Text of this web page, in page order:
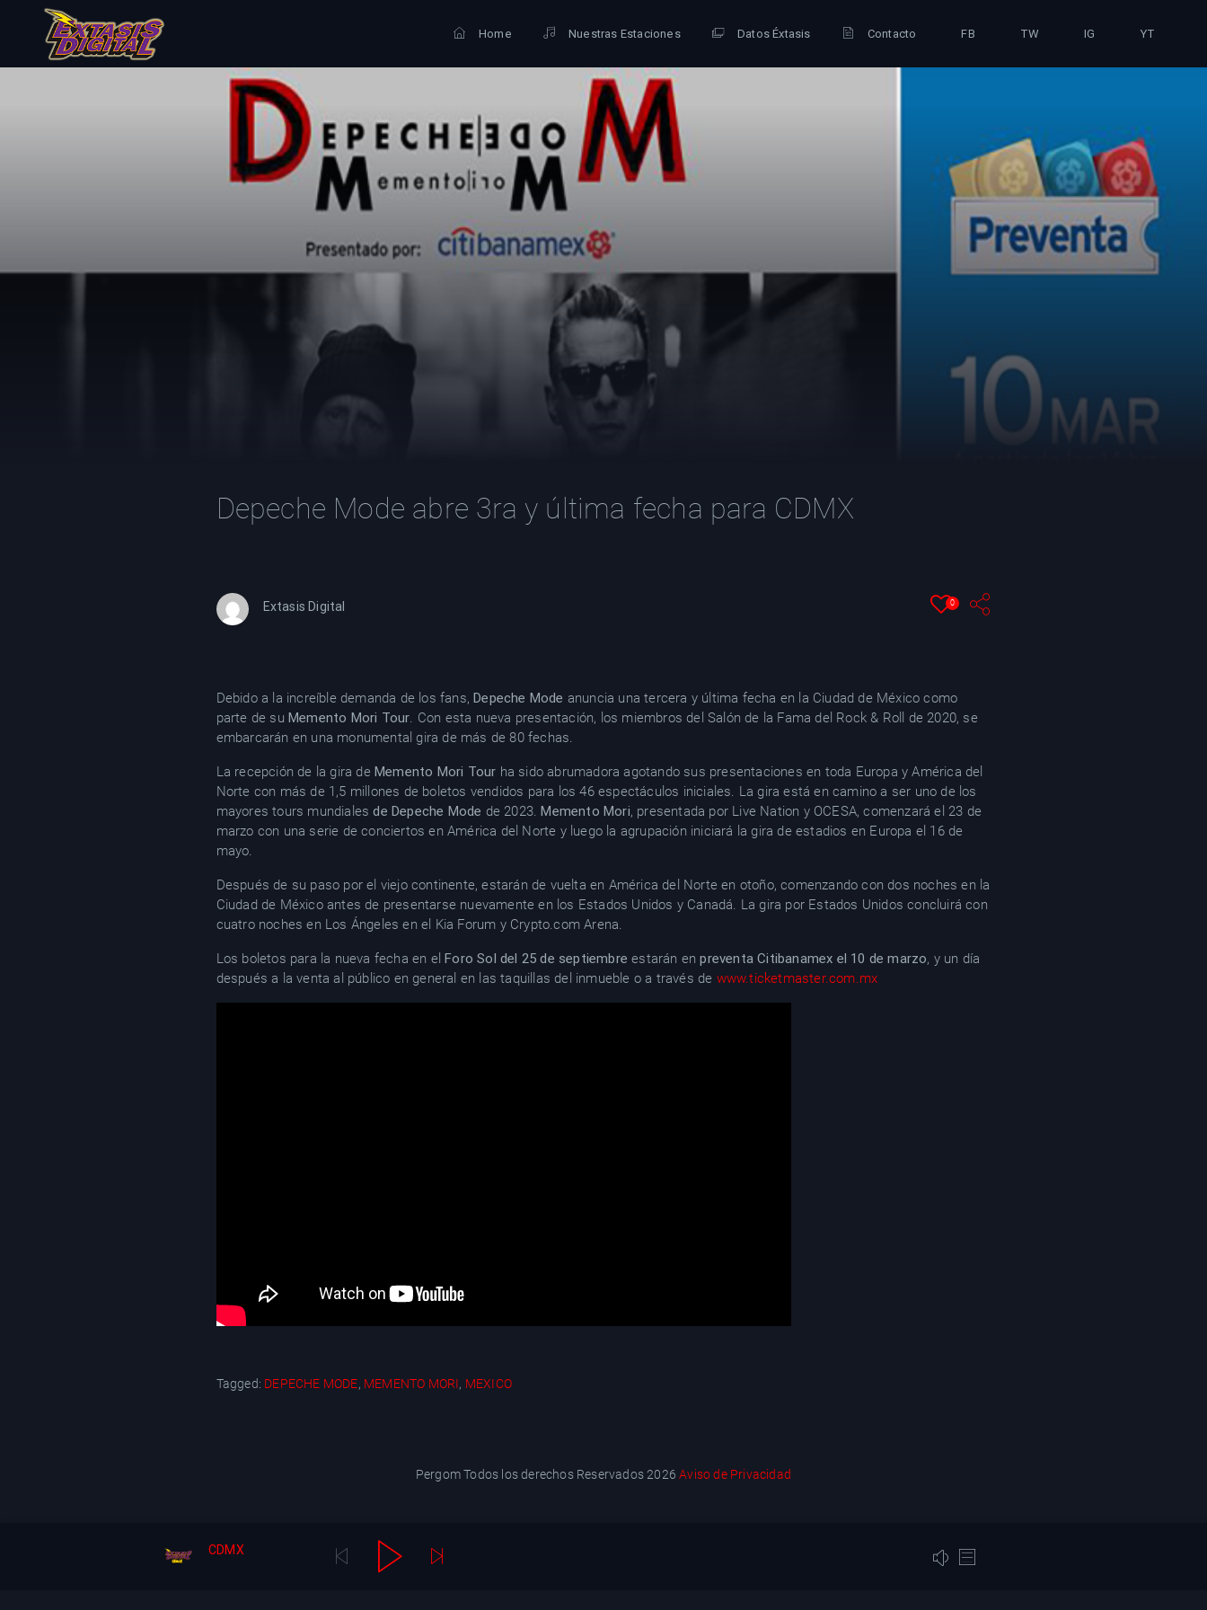
Home Nuestras Estaciones Datos Éxtasis Contacto FB TW IG YT
CDMX
Depeche Mode abre 3ra y última fecha para CDMX
Extasis Digital 0
Debido a la increíble demanda de los fans,Depeche Mode anuncia una tercera y última fecha en la Ciudad de México como
parte de suMemento Mori Tour. Con esta nueva presentación, los miembros del Salón de la Fama del Rock & Roll de 2020, se
embarcarán en una monumental gira de más de 80 fechas.
La recepción de la gira deMemento Mori Tour ha sido abrumadora agotando sus presentaciones en toda Europa y América del
Norte con más de 1,5 millones de boletos vendidos para los 46 espectáculos iniciales. La gira está en camino a ser uno de los
mayores tours mundialesde Depeche Mode de 2023.Memento Mori, presentada por Live Nation y OCESA, comenzará el 23 de
marzo con una serie de conciertos en América del Norte y luego la agrupación iniciará la gira de estadios en Europa el 16 de
mayo.
Después de su paso por el viejo continente, estarán de vuelta en América del Norte en otoño, comenzando con dos noches en la
Ciudad de México antes de presentarse nuevamente en los Estados Unidos y Canadá. La gira por Estados Unidos concluirá con
cuatro noches en Los Ángeles en el Kia Forum y Crypto.com Arena.
Los boletos para la nueva fecha en elForo Sol del 25 de septiembre estarán enpreventa Citibanamex el 10 de marzo, y un día
después a la venta al público en general en las taquillas del inmueble o a través de www.ticketmaster.com.mx
Tagged: DEPECHE MODE, MEMENTO MORI, MEXICO
Pergom Todos los derechos Reservados 2026Aviso de Privacidad